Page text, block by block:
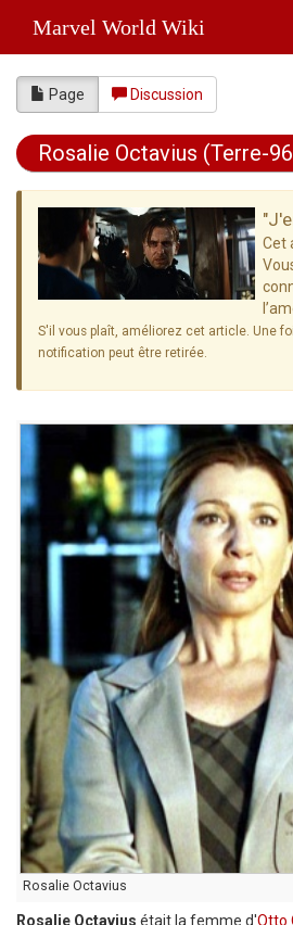
Marvel World Wiki
Page Discussion
Rosalie Octavius (Terre-
Cet
S'il vous plaît, améliorez cet article. Une
notification peut être retirée.
Rosalie Octavius
Rosalie Octavius était la femme d'Otto